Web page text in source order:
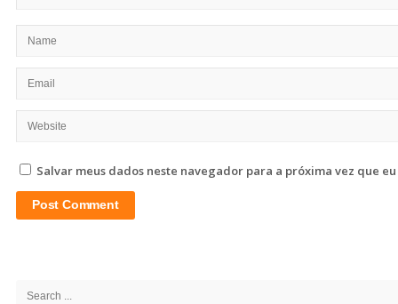
Salvar meus dados neste navegador para a próxima vez que
Search